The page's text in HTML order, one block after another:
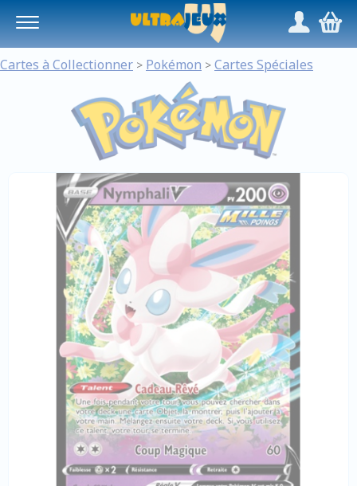
/,
Cartes à Collectionner > Pokémon > Cartes Spéciales